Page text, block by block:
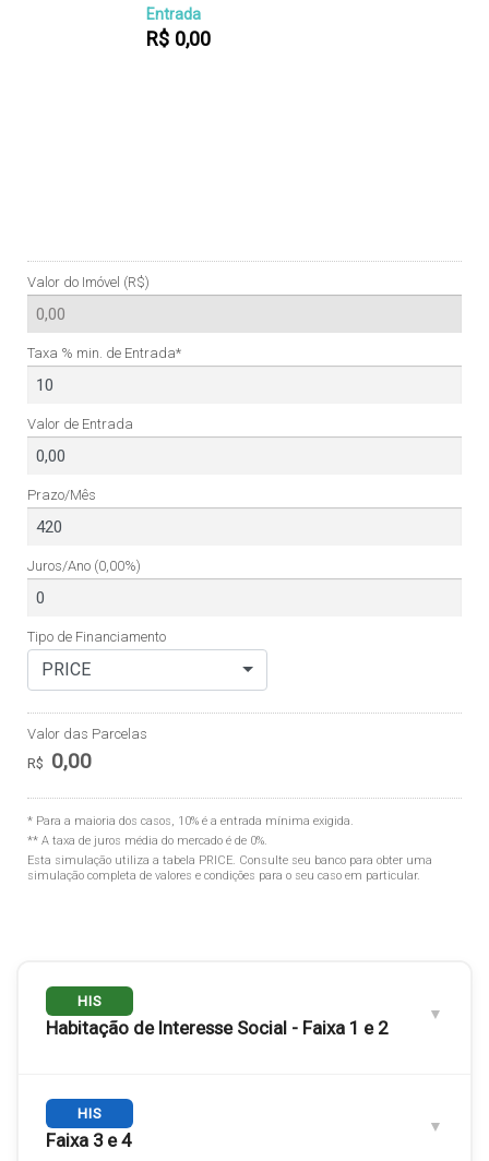
Entrada
R$ 0,00
Valor do Imóvel (R$)
Taxa % min. de Entrada*
Valor de Entrada
Prazo/Mês
Juros/Ano (0,00%)
Tipo de Financiamento
PRICE
Valor das Parcelas
R$ 0,00
* Para a maioria dos casos, 10% é a entrada mínima exigida.
** A taxa de juros média do mercado é de 0%.
Esta simulação utiliza a tabela PRICE. Consulte seu banco para obter uma
simulação completa de valores e condições para o seu caso em particular.
HIS
Habitação de Interesse Social - Faixa 1 e 2
Engloba as
3 salários mínimos.
HIS
Faixa 3 e 4